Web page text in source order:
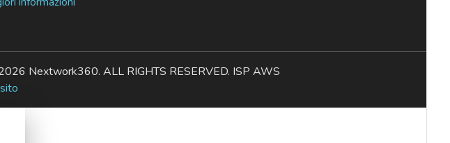
Nextwork360. ALL RIGHTS RESERVED. ISP AWS